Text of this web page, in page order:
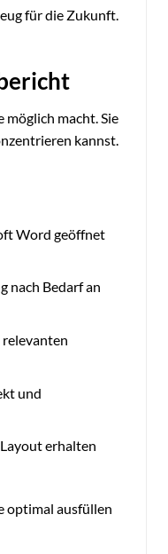
für die Zukunft.
macht. Sie
kannst.
Word geöffnet
nach Bedarf an
und
erhalten
optimal ausfüllen